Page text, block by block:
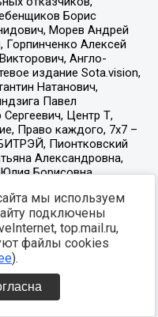
мы используем
подключены
top.mail.ru,
файлы cookies
).